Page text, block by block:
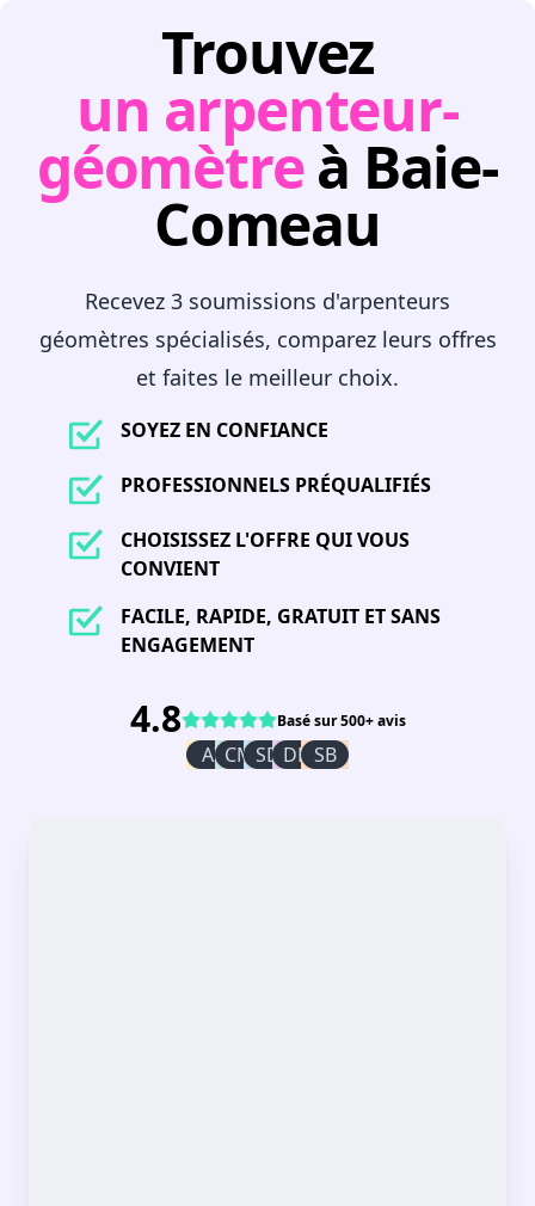
Trouvez
un arpenteur-
géomètreà Baie-
Comeau
Recevez 3 soumissions d'arpenteurs
géomètres spécialisés, comparez leurs offres
et faites le meilleur choix.
SOYEZ EN CONFIANCE
PROFESSIONNELS PRÉQUALIFIÉS
CHOISISSEZ L'OFFRE QUI VOUS
CONVIENT
FACILE, RAPIDE, GRATUIT ET SANS
ENGAGEMENT
4.8 Basé sur 500+ avis
AI CM SD DR SB